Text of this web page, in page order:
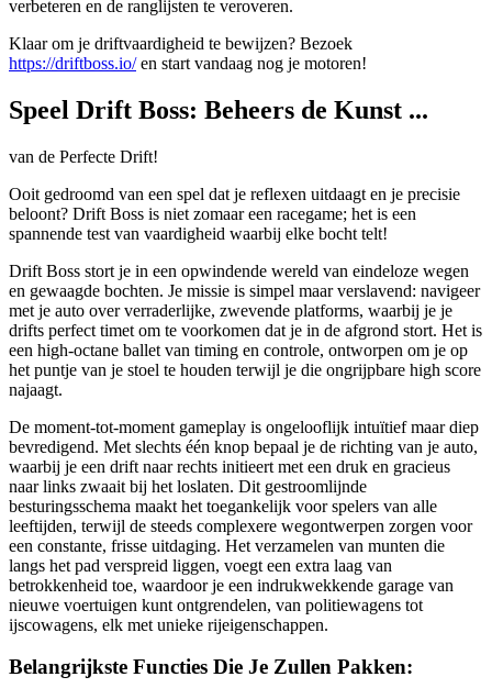
verbeteren en de ranglijsten te veroveren.
Klaar om je driftvaardigheid te bewijzen? Bezoek
https://driftboss.io/en start vandaag nog je motoren!
Speel Drift Boss: Beheers de Kunst ...
van de Perfecte Drift!
Ooit gedroomd van een spel dat je reflexen uitdaagt en je precisie
beloont? Drift Boss is niet zomaar een racegame; het is een
spannende test van vaardigheid waarbij elke bocht telt!
Drift Boss stort je in een opwindende wereld van eindeloze wegen
en gewaagde bochten. Je missie is simpel maar verslavend: navigeer
met je auto over verraderlijke, zwevende platforms, waarbij je je
drifts perfect timet om te voorkomen dat je in de afgrond stort. Het is
een high-octane ballet van timing en controle, ontworpen om je op
het puntje van je stoel te houden terwijl je die ongrijpbare high score
najaagt.
De moment-tot-moment gameplay is ongelooflijk intuïtief maar diep
bevredigend. Met slechts één knop bepaal je de richting van je auto,
waarbij je een drift naar rechts initieert met een druk en gracieus
naar links zwaait bij het loslaten. Dit gestroomlijnde
besturingsschema maakt het toegankelijk voor spelers van alle
leeftijden, terwijl de steeds complexere wegontwerpen zorgen voor
een constante, frisse uitdaging. Het verzamelen van munten die
langs het pad verspreid liggen, voegt een extra laag van
betrokkenheid toe, waardoor je een indrukwekkende garage van
nieuwe voertuigen kunt ontgrendelen, van politiewagens tot
ijscowagens, elk met unieke rijeigenschappen.
Belangrijkste Functies Die Je Zullen Pakken: